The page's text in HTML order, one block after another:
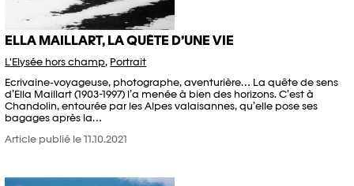
ELLA MAILLART, LA QUÊTE D’UNE VIE
L'Elysée hors champ, Portrait
Ecrivaine-voyageuse, photographe, aventurière… La quête de sens
d’Ella Maillart (1903-1997) l’a menée à bien des horizons. C’est à
Chandolin, entourée par les Alpes valaisannes, qu’elle pose ses
bagages après la…
Article publié le 11.10.2021